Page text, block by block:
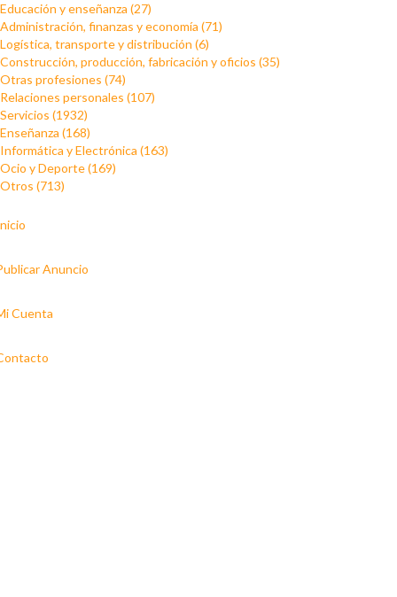
Educación y enseñanza (27)
Administración, finanzas y economía (71)
Logística, transporte y distribución (6)
Construcción, producción, fabricación y oficios (35)
Otras profesiones (74)
Relaciones personales (107)
Servicios (1932)
Enseñanza (168)
Informática y Electrónica (163)
Ocio y Deporte (169)
Otros (713)
Anuncio
Cuenta